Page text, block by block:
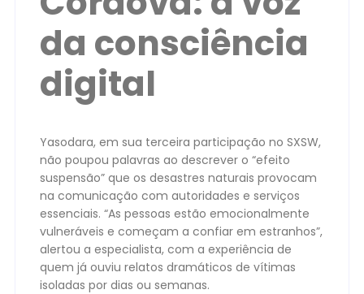
da consciência
digital
Yasodara, em sua terceira participação no SXSW,
não poupou palavras ao descrever o “efeito
suspensão” que os desastres naturais provocam
na comunicação com autoridades e serviços
essenciais. “As pessoas estão emocionalmente
vulneráveis e começam a confiar em estranhos”,
alertou a especialista, com a experiência de
quem já ouviu relatos dramáticos de vítimas
isoladas por dias ou semanas.